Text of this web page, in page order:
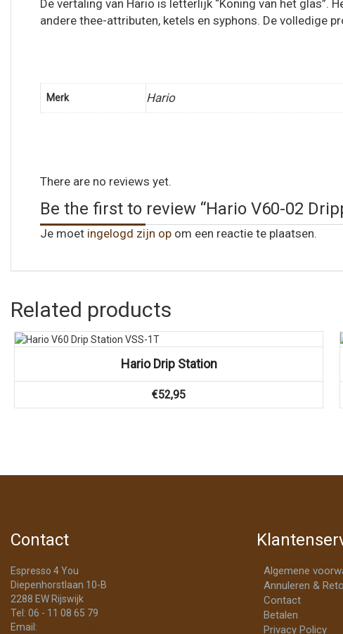
De vertaling van Hario is letterlijk “Koning van het
andere thee-attributen, ketels en syphons. De volledige
Merk Hario
There are no reviews yet.
Be the first to review “Hario V60-02
Je moet ingelogd zijn op om een reactie te plaatsen.
Related products
Hario Drip Station
€52,95
Vergelijk
Contact
Espresso 4 You
Diepenhorstlaan 10-B
2288 EW Rijswijk
Tel: 06 - 11 08 65 79
Email:
Algemene
Annuleren &
Contact
Betalen
Privacy Policy